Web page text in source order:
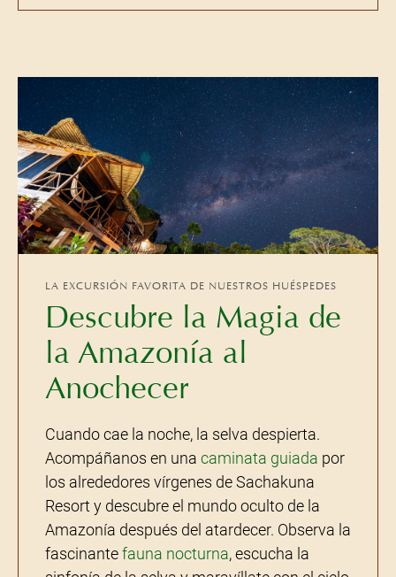
LA EXCURSIÓN FAVORITA DE NUESTROS HUÉSPEDES
Descubre la Magia de
la Amazonía al
Anochecer
Cuando cae la noche, la selva despierta.
Acompáñanos en una caminata guiada por
los alrededores vírgenes de Sachakuna
Resort y descubre el mundo oculto de la
Amazonía después del atardecer. Observa la
fascinantefauna nocturna, escucha la